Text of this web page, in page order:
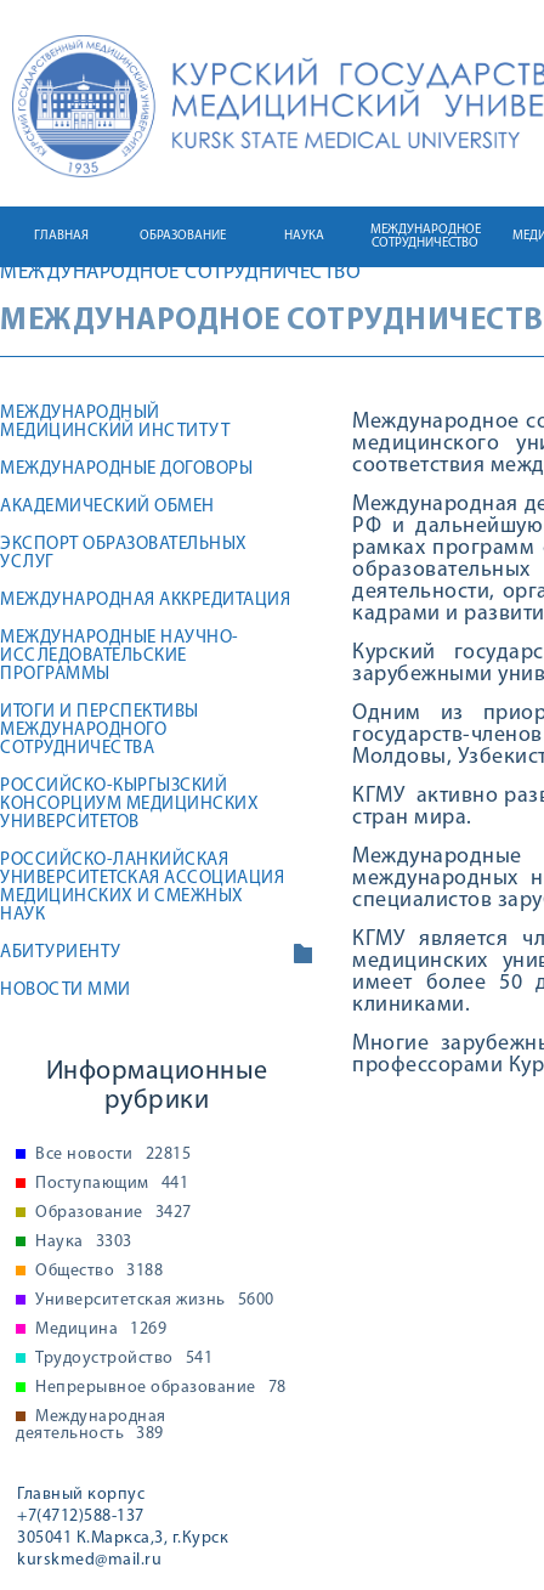
ГЛАВНАЯ ОБРАЗОВАНИЕ НАУКА
МЕЖДУНАРОДНОЕ
СОТРУДНИЧЕСТВО
МЕЖДУНАРОДНОЕ СОТРУДНИЧЕСТВО
МЕЖДУНАРОДНОЕ
МЕЖДУНАРОДНЫЙ
МЕДИЦИНСКИЙ ИНСТИТУТ
МЕЖДУНАРОДНЫЕ ДОГОВОРЫ
АКАДЕМИЧЕСКИЙ ОБМЕН
ЭКСПОРТ ОБРАЗОВАТЕЛЬНЫХ
УСЛУГ
МЕЖДУНАРОДНАЯ АККРЕДИТАЦИЯ
МЕЖДУНАРОДНЫЕ НАУЧНО-
ИССЛЕДОВАТЕЛЬСКИЕ
ПРОГРАММЫ
ИТОГИ И ПЕРСПЕКТИВЫ
МЕЖДУНАРОДНОГО
СОТРУДНИЧЕСТВА
РОССИЙСКО-КЫРГЫЗСКИЙ
КОНСОРЦИУМ МЕДИЦИНСКИХ
УНИВЕРСИТЕТОВ
РОССИЙСКО-ЛАНКИЙСКАЯ
УНИВЕРСИТЕТСКАЯ АССОЦИАЦИЯ
МЕДИЦИНСКИХ И СМЕЖНЫХ
НАУК
АБИТУРИЕНТУ
НОВОСТИ ММИ
Информационные
рубрики
Все новости
22815
Поступающим
441
Образование
3427
Наука
3303
Общество
3188
Университетская жизнь
5600
Медицина
1269
Трудоустройство
541
Непрерывное образование
78
Международная
деятельность
389
Главный корпус
+7(4712)588-137
305041 К.Маркса,3, г.Курск
kurskmed@mail.ru
Международное
медицинского
соответствия
Международная
РФ и дальнейшую
рамках программ
деятельности,
кадрами и
Курский
зарубежными
Одним из
государств-
Молдовы,
КГМУ активно
стран мира.
Международные
международных
специалистов
КГМУ является
медицинских
имеет более 50
клиниками.
Многие
профессорами